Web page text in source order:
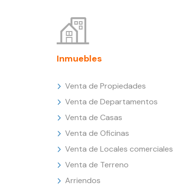
Inmuebles
Venta de Propiedades
Venta de Departamentos
Venta de Casas
Venta de Oficinas
Venta de Locales comerciales
Venta de Terreno
Arriendos